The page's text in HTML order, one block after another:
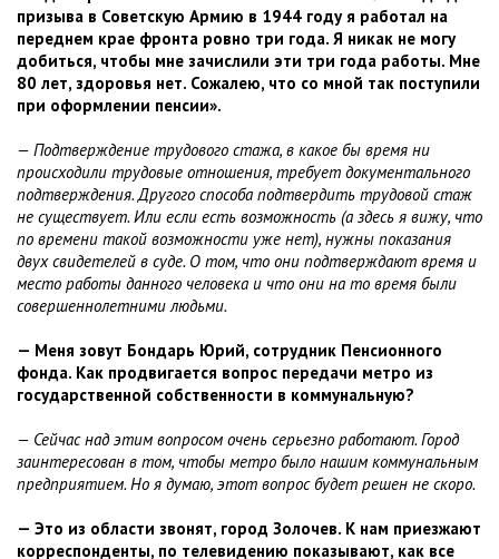
призыва в Советскую Армию в 1944 году я работал на
переднем крае фронта ровно три года. Я никак не могу
добиться, чтобы мне зачислили эти три года работы. Мне
80 лет, здоровья нет. Сожалею, что со мной так поступили
при оформлении пенсии».
— Подтверждение трудового стажа, в какое бы время ни
происходили трудовые отношения, требует документального
подтверждения. Другого способа подтвердить трудовой стаж
не существует. Или если есть возможность (а здесь я вижу, что
по времени такой возможности уже нет), нужны показания
двух свидетелей в суде. О том, что они подтверждают время и
место работы данного человека и что они на то время были
совершеннолетними людьми.
— Меня зовут Бондарь Юрий, сотрудник Пенсионного
фонда. Как продвигается вопрос передачи метро из
государственной собственности в коммунальную?
— Сейчас над этим вопросом очень серьезно работают. Город
заинтересован в том, чтобы метро было нашим коммунальным
предприятием. Но я думаю, этот вопрос будет решен не скоро.
— Это из области звонят, город Золочев. К нам приезжают
корреспонденты, по телевидению показывают, как все